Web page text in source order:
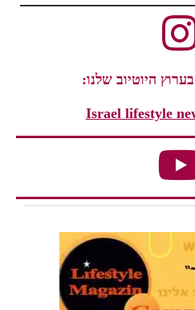
היוטיוב שלנו:
Israel lifestyle